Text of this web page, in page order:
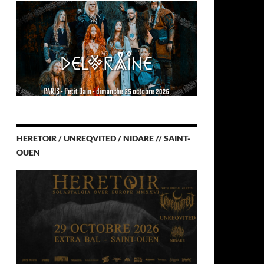
HERETOIR / UNREQVITED / NIDARE // SAINT-
OUEN